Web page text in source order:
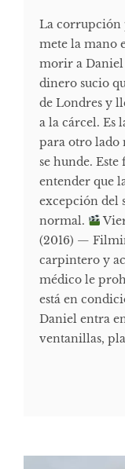
La corrupción
mete la mano
morir a Daniel
dinero sucio
de Londres y
a la cárcel. Es
para otro lado
se hunde.
entender que
excepción del
normal.
(2016) —
carpintero y
médico le
está en
Daniel entra
ventanillas,